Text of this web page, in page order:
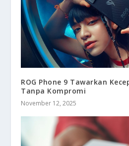
ROG Phone 9 Tawarkan
Tanpa Kompromi
November 12, 2025